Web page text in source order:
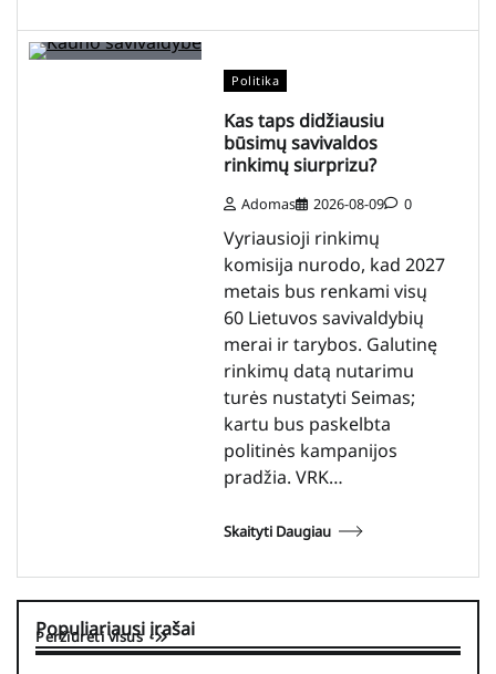
Politika
Kas taps didžiausiu
būsimų savivaldos
rinkimų siurprizu?
Adomas 2026-08-09 0
Vyriausioji rinkimų
komisija nurodo, kad 2027
metais bus renkami visų
60 Lietuvos savivaldybių
merai ir tarybos. Galutinę
rinkimų datą nutarimu
turės nustatyti Seimas;
kartu bus paskelbta
politinės kampanijos
pradžia. VRK…
Skaityti Daugiau
Populiariausi įrašai
Peržiūrėti visus